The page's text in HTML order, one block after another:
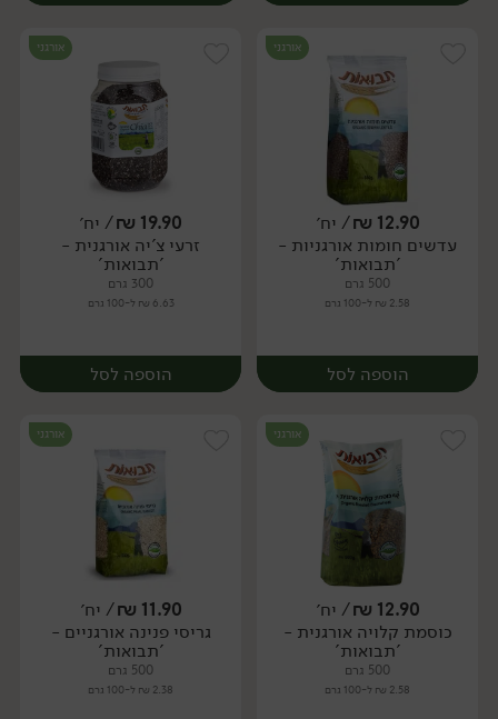
יח׳ יח׳
אורגני
12.90
₪/ יח׳
עדשים חומות אורגניות -
'תבואות'
500 גרם
2.58 ₪ ל-100 גרם
הוספה לסל
יח׳
אורגני
19.90
₪/ יח׳
זרעי צ'יה אורגנית -
'תבואות'
300 גרם
6.63 ₪ ל-100 גרם
הוספה לסל
יח׳
אורגני
12.90
₪/ יח׳
כוסמת קלויה אורגנית -
'תבואות'
500 גרם
2.58 ₪ ל-100 גרם
אורגני
11.90
₪/ יח׳
גריסי פנינה אורגניים -
'תבואות'
500 גרם
2.38 ₪ ל-100 גרם